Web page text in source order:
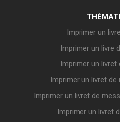
Imprimer un
Imprimer un livre
Imprimer un
Imprimer un livret de
Imprimer un livret de
Imprimer un livret